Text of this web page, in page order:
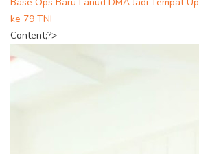
ke 79 TNI
Content;?>